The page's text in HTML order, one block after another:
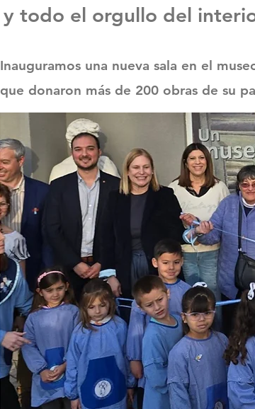
y todo el orgullo del
Inauguramos una nueva sala en el
que donaron más de 200 obras de su